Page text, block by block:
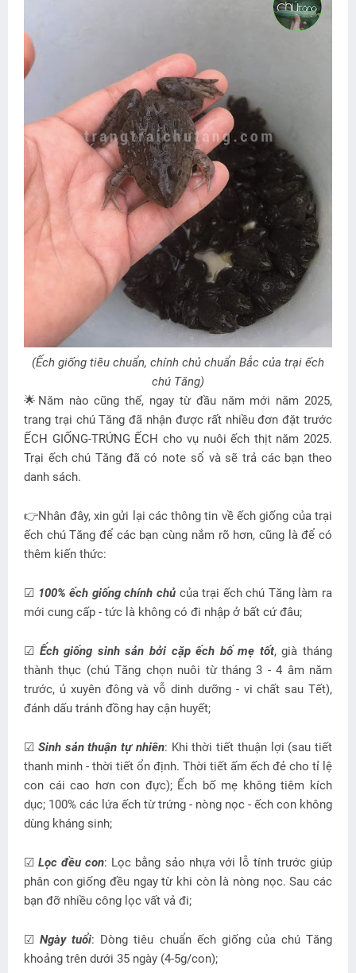
(Ếch giống tiêu chuẩn, chính chủ chuẩn Bắc của trại ếch
chú Tăng)
🌟Năm nào cũng thế, ngay từ đầu năm mới năm 2025,
trang trại chú Tăng đã nhận được rất nhiều đơn đặt trước
ẾCH GIỐNG-TRỨNG ẾCH cho vụ nuôi ếch thịt năm 2025.
Trại ếch chú Tăng đã có note sổ và sẽ trả các bạn theo
danh sách.
👉Nhân đây, xin gửi lại các thông tin về ếch giống của trại
ếch chú Tăng để các bạn cùng nắm rõ hơn, cũng là để có
thêm kiến thức:
☑ 100% ếch giống chính chủcủa trại ếch chú Tăng làm ra
mới cung cấp - tức là không có đi nhập ở bất cứ đâu;
☑ Ếch giống sinh sản bởi cặp ếch bố mẹ tốt, già tháng
thành thục (chú Tăng chọn nuôi từ tháng 3 - 4 âm năm
trước, ủ xuyên đông và vỗ dinh dưỡng - vi chất sau Tết),
đánh dấu tránh đồng hay cận huyết;
☑ Sinh sản thuận tự nhiên: Khi thời tiết thuận lợi (sau tiết
thanh minh - thời tiết ổn định. Thời tiết ấm ếch đẻ cho tỉ lệ
con cái cao hơn con đực); Ếch bố mẹ không tiêm kích
dục; 100% các lứa ếch từ trứng - nòng nọc - ếch con không
dùng kháng sinh;
☑Lọc đều con: Lọc bằng sảo nhựa với lỗ tính trước giúp
phân con giống đều ngay từ khi còn là nòng nọc. Sau các
bạn đỡ nhiều công lọc vất vả đi;
☑Ngày tuổi: Dòng tiêu chuẩn ếch giống của chú Tăng
khoảng trên dưới 35 ngày (4-5g/con);